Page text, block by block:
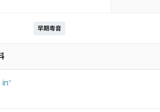
早期粵音
in꜄